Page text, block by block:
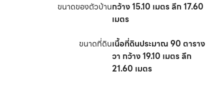
ขนาดของตัวบ้านกว้าง15.10 เมตร ลึก17.60
เมตร
ขนาดที่ดินเนื้อที่ดินประมาณ 90 ตาราง
วา กว้าง19.10 เมตร ลึก
21.60 เมตร